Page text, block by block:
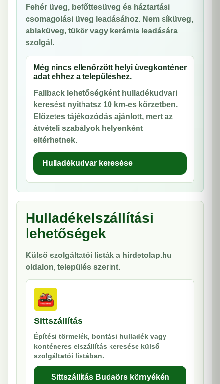
Fehér üveg, befőttesüveg és háztartási
csomagolási üveg leadásához. Nem síküveg,
ablaküveg, tükör vagy kerámia leadására
szolgál.
Még nincs ellenőrzött helyi üvegkonténer
adat ehhez a településhez.
Fallback lehetőségként hulladékudvari
keresést nyithatsz 10 km-es körzetben.
Előzetes tájékozódás ajánlott, mert az
átvételi szabályok helyenként
eltérhetnek.
Hulladékudvar keresése
Hulladékelszállítási
lehetőségek
Külső szolgáltatói listák a hirdetolap.hu
oldalon, település szerint.
Sittszállítás
Építési törmelék, bontási hulladék vagy
konténeres elszállítás keresése külső
szolgáltatói listában.
Sittszállítás Budaörs környékén